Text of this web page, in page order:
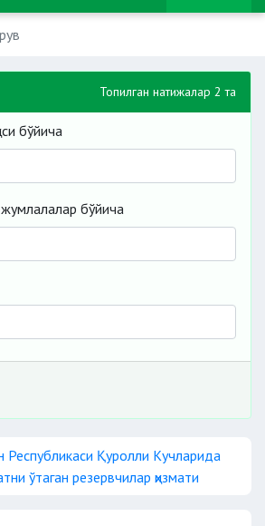
Топилган натижалар 2 та
бўйича
бўйича
Республикаси Қуролли Кучларида
ўтаган резервчилар ҳизмати